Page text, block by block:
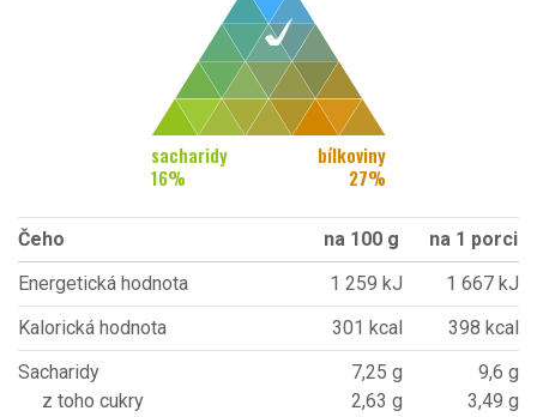
sacharidy
16%
bílkoviny
27%
Čeho na 100 g
na 1 porci
Energetická hodnota
1 259 kJ
1 667 kJ
Kalorická hodnota
301 kcal
398 kcal
Sacharidy
z toho cukry
7,25 g
2,63 g
9,6 g
3,49 g